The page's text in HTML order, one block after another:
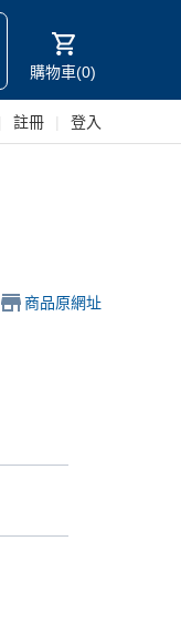
購物車(0)
註冊 登入
商品原網址